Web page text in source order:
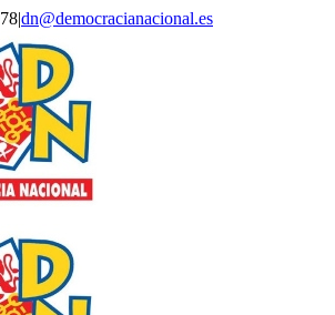
|dn@democracianacional.es